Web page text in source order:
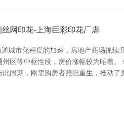
网印花-上海巨彩印花厂虐
城市化程度的加速，房地产商场抓续
区等中枢性段，房价涨幅较为昭着。
同期，刚需购房者照旧重生，推动